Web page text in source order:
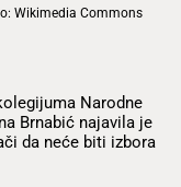
Wikimedia Commons
Narodne
Brnabić najavila je
da neće biti izbora